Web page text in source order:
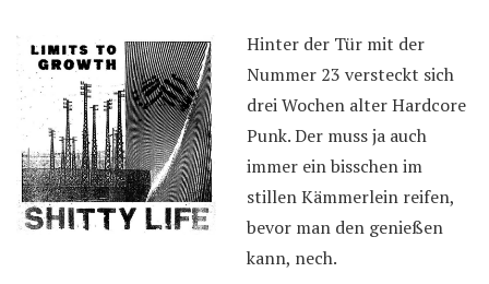
Hinter der Tür mit der
Nummer 23 versteckt sich
drei Wochen alter Hardcore
Punk. Der muss ja auch
immer ein bisschen im
stillen Kämmerlein reifen,
bevor man den genießen
kann, nech.